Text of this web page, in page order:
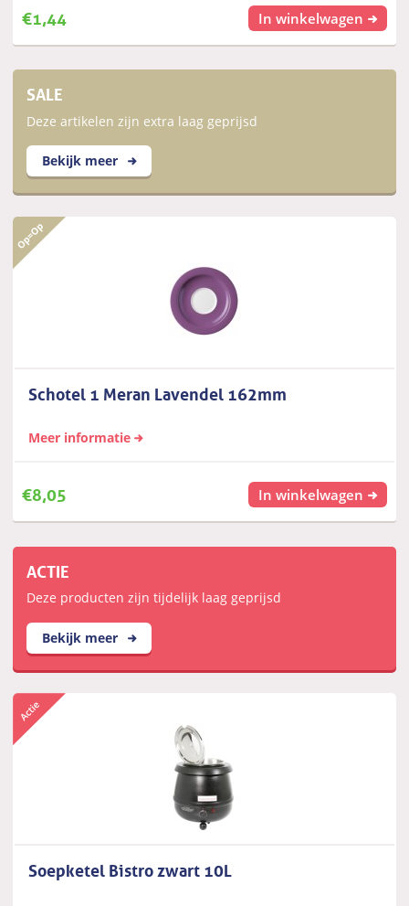
€1,44 In winkelwagen
SALE
Deze artikelen zijn extra laag geprijsd
Bekijk meer
Schotel 1 Meran Lavendel 162mm
Meer informatie
€8,05 In winkelwagen
ACTIE
Deze producten zijn tijdelijk laag geprijsd
Bekijk meer
Soepketel Bistro zwart 10L